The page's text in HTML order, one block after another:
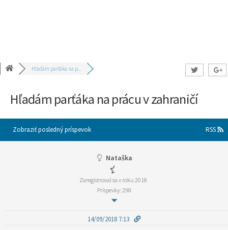
Hľadám parťáka na p...
Hľadám parťáka na prácu v zahraničí
Zobraziť posledný príspevok RSS
Nataška
Zaregistroval sa v roku 2018
Príspevky: 298
14/09/2018 7:13